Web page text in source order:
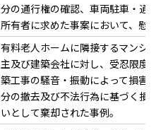
分の通行権の確認、車両駐車・通
所有者に求めた事案において、慰
有料老人ホームに隣接するマンシ
主及び建築会社に対し、受忍限度
築工事の騒音・振動によって損害
分の撤去及び不法行為に基づく損
いとして棄却された事例。